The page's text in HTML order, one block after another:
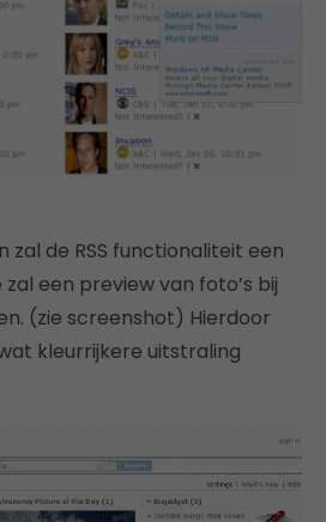
zal de RSS functionaliteit een
een preview van foto’s bij
(zie screenshot) Hierdoor
kleurrijkere uitstraling